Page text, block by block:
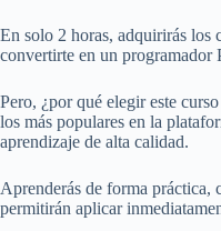
En solo 2 horas, adquirirás los
convertirte en un programador
Pero, ¿por qué elegir este
los más populares en la
aprendizaje de alta calidad.
Aprenderás de forma práctica,
permitirán aplicar